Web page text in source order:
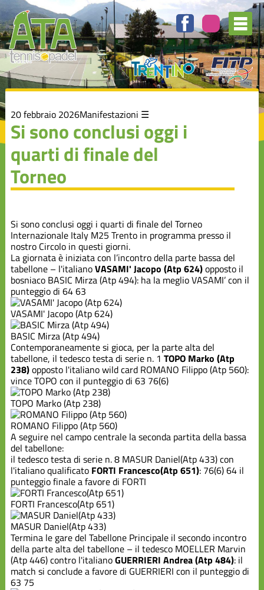
20 febbraio 2026Manifestazioni
Si sono conclusi oggi i
quarti di finale del
Torneo
Si sono conclusi oggi i quarti di finale del Torneo
Internazionale Italy M25 Trento in programma presso il
nostro Circolo in questi giorni.
La giornata è iniziata con l’incontro della parte bassa del
tabellone – l'italianoVASAMI' Jacopo (Atp 624)opposto il
bosniaco BASIC Mirza (Atp 494): ha la meglio VASAMI’ con il
punteggio di 64 63
VASAMI' Jacopo (Atp 624)
BASIC Mirza (Atp 494)
Contemporaneamente si gioca, per la parte alta del
tabellone, il tedesco testa di serie n. 1 TOPO Marko (Atp
238)opposto l'italiano wild card ROMANO Filippo (Atp 560):
vince TOPO con il punteggio di 63 76(6)
TOPO Marko (Atp 238)
ROMANO Filippo (Atp 560)
A seguire nel campo centrale la seconda partita della bassa
del tabellone:
il tedesco testa di serie n. 8 MASUR Daniel(Atp 433) con
l'italiano qualificato FORTI Francesco(Atp 651): 76(6) 64 il
punteggio finale a favore di FORTI
FORTI Francesco(Atp 651)
MASUR Daniel(Atp 433)
Termina le gare del Tabellone Principale il secondo incontro
della parte alta del tabellone – il tedesco MOELLER Marvin
(Atp 446) contro l'italianoGUERRIERI Andrea (Atp 484): il
match si conclude a favore di GUERRIERI con il punteggio di
63 75
degli
argomenti
delle
notizie:
Attività
Agonistica
Auguri
Campionato
A1
Manifestazioni
Rassegna
Stampa
Scuola
Federale
Varie